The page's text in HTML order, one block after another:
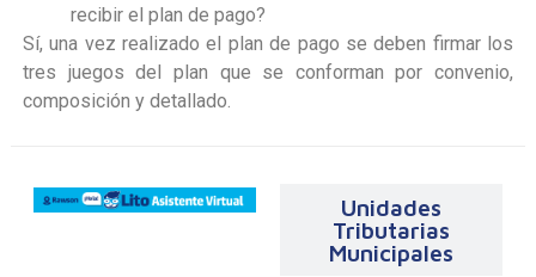
recibir el plan de pago?
Sí, una vez realizado el plan de pago se deben firmar los
tres juegos del plan que se conforman por convenio,
composición y detallado.
Unidades
Tributarias
Municipales